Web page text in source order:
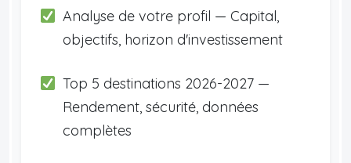
Analyse de votre profil — Capital,
objectifs, horizon d'investissement
Top 5 destinations 2026-2027 —
Rendement, sécurité, données
complètes